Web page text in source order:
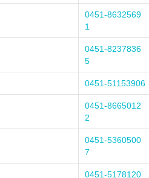
0451-8632569
1
0451-8237836
5
0451-51153906
0451-8665012
2
0451-5360500
7
0451-5178120